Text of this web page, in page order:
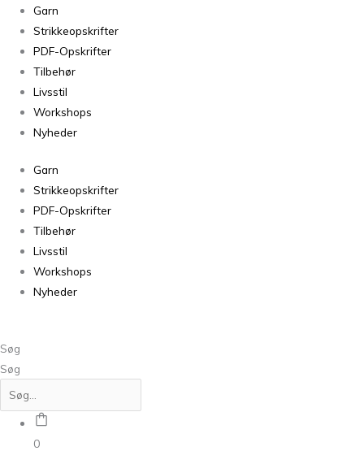
Garn
Strikkeopskrifter
PDF-Opskrifter
Tilbehør
Livsstil
Workshops
Nyheder
Garn
Strikkeopskrifter
PDF-Opskrifter
Tilbehør
Livsstil
Workshops
Nyheder
Søg
Søg
0
Tante
Grøn
CPH
Plante-
håndfarvet
Bøllefrø
antal